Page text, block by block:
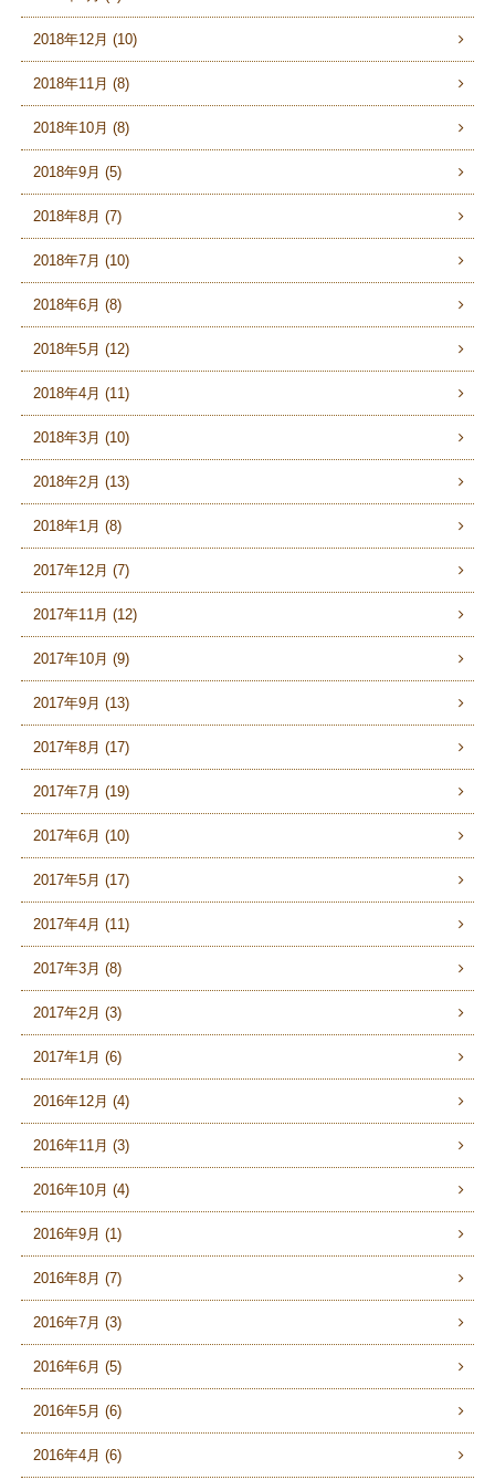
2018年12月 (10)
2018年11月 (8)
2018年10月 (8)
2018年9月 (5)
2018年8月 (7)
2018年7月 (10)
2018年6月 (8)
2018年5月 (12)
2018年4月 (11)
2018年3月 (10)
2018年2月 (13)
2018年1月 (8)
2017年12月 (7)
2017年11月 (12)
2017年10月 (9)
2017年9月 (13)
2017年8月 (17)
2017年7月 (19)
2017年6月 (10)
2017年5月 (17)
2017年4月 (11)
2017年3月 (8)
2017年2月 (3)
2017年1月 (6)
2016年12月 (4)
2016年11月 (3)
2016年10月 (4)
2016年9月 (1)
2016年8月 (7)
2016年7月 (3)
2016年6月 (5)
2016年5月 (6)
2016年4月 (6)